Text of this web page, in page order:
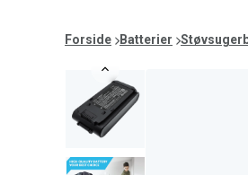
Forside Batterier